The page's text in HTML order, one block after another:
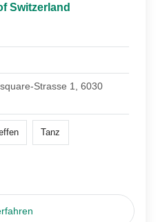
Switzerland
Strasse 1, 6030
Tanz